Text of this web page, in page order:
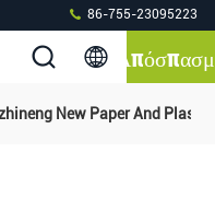
86-755-23095223
New Paper And